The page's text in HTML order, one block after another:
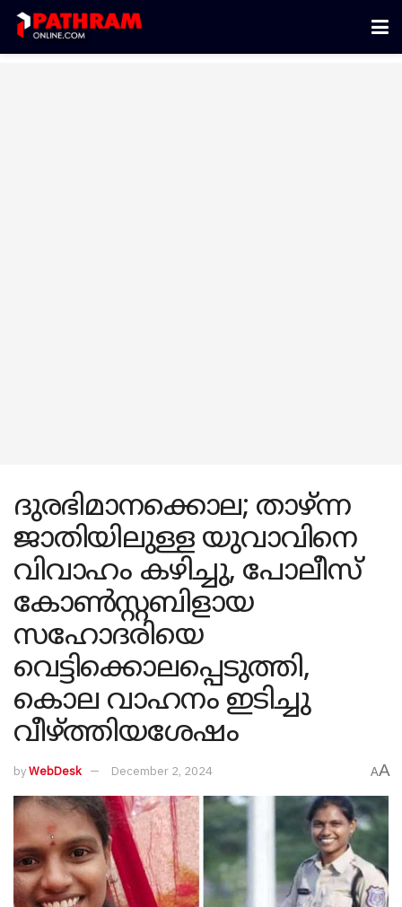
ദു​ര​ഭി​മാ​ന​ക്കൊ​ല; താഴ്ന്ന
ജാതിയിലുള്ള യുവാവിനെ
വിവാഹം കഴിച്ചു, പോ​ലീ​സ്
കോ​ൺ​സ്റ്റ​ബി​ളായ
സഹോദരിയെ
വെട്ടിക്കൊലപ്പെടുത്തി,
കൊല വാഹനം ഇടിച്ചു
വീഴ്ത്തിയശേഷം
byWebDesk December 2, 2024 AA